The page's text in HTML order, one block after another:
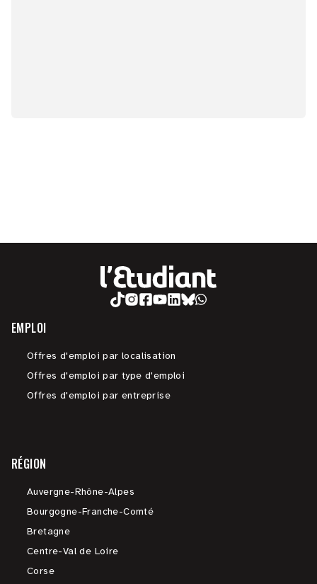
EMPLOI
Offres d'emploi par localisation
Offres d'emploi par type d'emploi
Offres d'emploi par entreprise
RÉGION
Auvergne-Rhône-Alpes
Bourgogne-Franche-Comté
Bretagne
Centre-Val de Loire
Corse